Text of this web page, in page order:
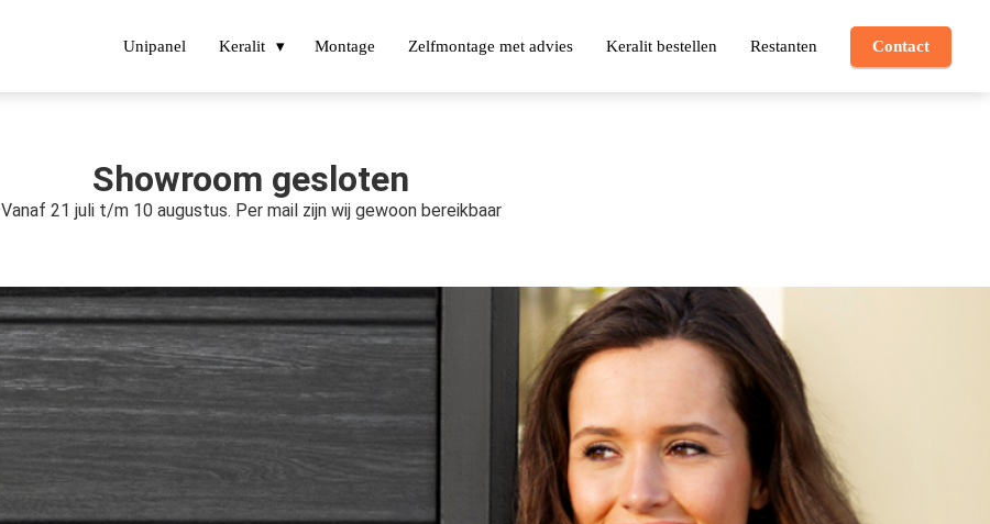
Unipanel Keralit Montage Zelfmontage met advies Keralit bestellen Restanten Contact
Showroom gesloten
Vanaf 21 juli t/m 10 augustus. Per mail zijn wij gewoon bereikbaar